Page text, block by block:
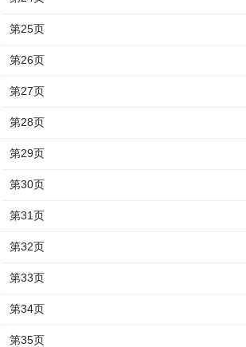
第25页
第26页
第27页
第28页
第29页
第30页
第31页
第32页
第33页
第34页
第35页